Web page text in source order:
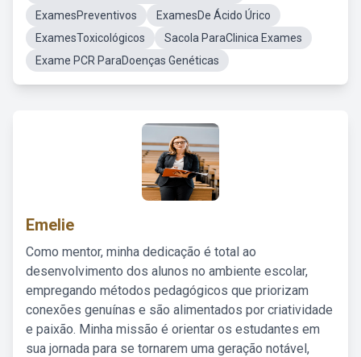
ExamesPreventivos
ExamesDe Ácido Úrico
ExamesToxicológicos
Sacola ParaClinica Exames
Exame PCR ParaDoenças Genéticas
Emelie
Como mentor, minha dedicação é total ao
desenvolvimento dos alunos no ambiente escolar,
empregando métodos pedagógicos que priorizam
conexões genuínas e são alimentados por criatividade
e paixão. Minha missão é orientar os estudantes em
sua jornada para se tornarem uma geração notável,